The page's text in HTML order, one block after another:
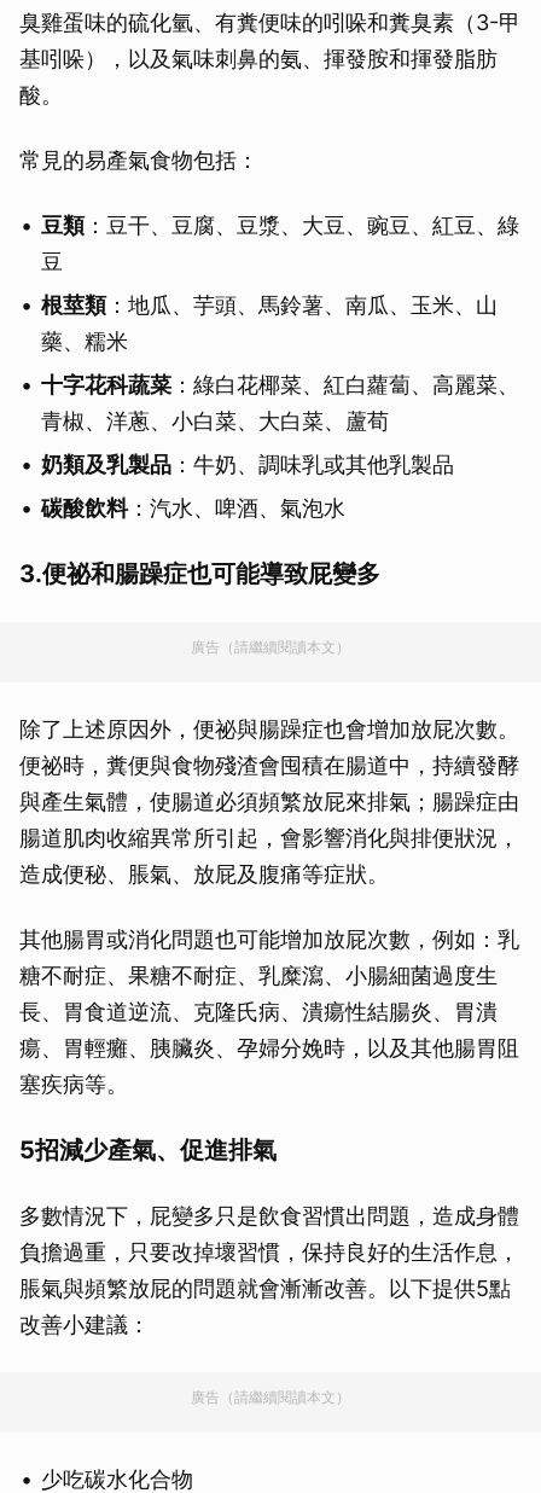
臭雞蛋味的硫化氫、有糞便味的吲哚和糞臭素（3-甲
基吲哚），以及氣味刺鼻的氨、揮發胺和揮發脂肪
酸。
常見的易產氣食物包括：
豆類：豆干、豆腐、豆漿、大豆、豌豆、紅豆、綠
豆
根莖類：地瓜、芋頭、馬鈴薯、南瓜、玉米、山
藥、糯米
十字花科蔬菜 ：綠白花椰菜、紅白蘿蔔、高麗菜、
青椒、洋蔥、小白菜、大白菜、蘆荀
奶類及乳製品 ：牛奶、調味乳或其他乳製品
碳酸飲料：汽水、啤酒、氣泡水
3.便祕和腸躁症也可能導致屁變多
廣告（請繼續閱讀本文）
除了上述原因外，便祕與腸躁症也會增加放屁次數。
便祕時，糞便與食物殘渣會囤積在腸道中，持續發酵
與產生氣體，使腸道必須頻繁放屁來排氣；腸躁症由
腸道肌肉收縮異常所引起，會影響消化與排便狀況，
造成便秘、脹氣、放屁及腹痛等症狀。
其他腸胃或消化問題也可能增加放屁次數，例如：乳
糖不耐症、果糖不耐症、乳糜瀉、小腸細菌過度生
長、胃食道逆流、克隆氏病、潰瘍性結腸炎、胃潰
瘍、胃輕癱、胰臟炎、孕婦分娩時，以及其他腸胃阻
塞疾病等。
5招減少產氣、促進排氣
多數情況下，屁變多只是飲食習慣出問題，造成身體
負擔過重，只要改掉壞習慣，保持良好的生活作息，
脹氣與頻繁放屁的問題就會漸漸改善。以下提供5點
改善小建議：
廣告（請繼續閱讀本文）
少吃碳水化合物